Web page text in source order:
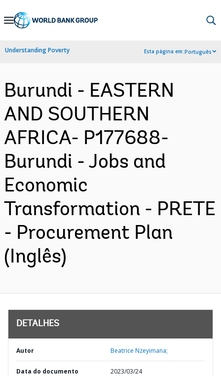
Skip
Navigation
Understanding Poverty Esta página em:Português
Burundi - EASTERN
AND SOUTHERN
AFRICA- P177688-
Burundi - Jobs and
Economic
Transformation - PRETE
- Procurement Plan
(Inglês)
DETALHES
Autor Beatrice Nzeyimana;
Data do documento 2023/03/24